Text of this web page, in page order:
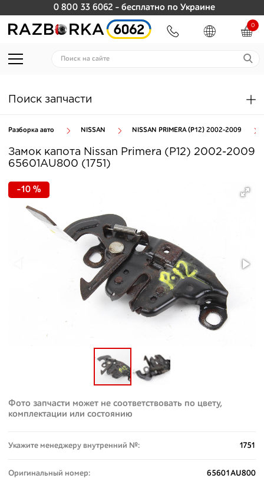
0 800 33 6062 - бесплатно по Украине
0
Поиск запчасти
Разборка авто NISSAN NISSAN PRIMERA (P12) 2002-2009
Замок капота Nissan Primera (P12) 2002-2009
65601AU800 (1751)
-10 %
Фото запчасти может не соответствовать по цвету,
комплектации или состоянию
Укажите менеджеру внутренний №: 1751
Оригинальный номер: 65601AU800